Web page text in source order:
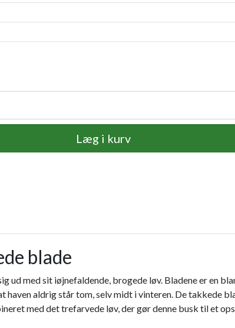
Læg i kurv
blade
ud med sit iøjnefaldende, brogede løv. Bladene er en
aldrig står tom, selv midt i vinteren. De takkede
med det trefarvede løv, der gør denne busk til et